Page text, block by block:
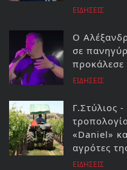
ΕΙΔΗΣΕΙΣ
Ο
σε
προκάλεσε
ΕΙΔΗΣΕΙΣ
Γ.Στύλιος
«Daniel»
αγρότες
ΕΙΔΗΣΕΙΣ